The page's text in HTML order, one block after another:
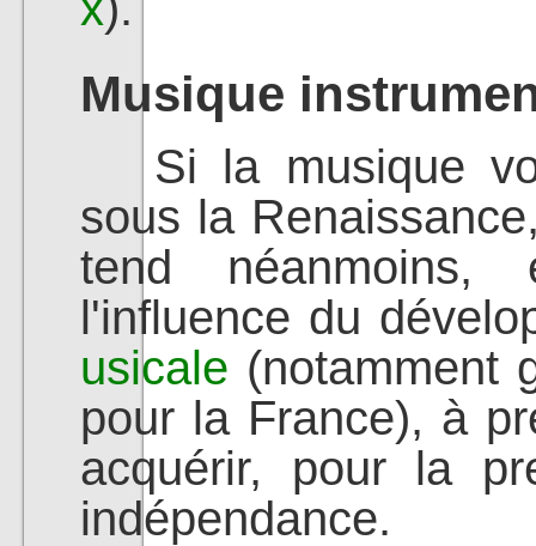
Musique
Si la musique
sous la
tend
l'influence du
usicale (notamment
pour la France), à
acquérir, pour la
indépendance.